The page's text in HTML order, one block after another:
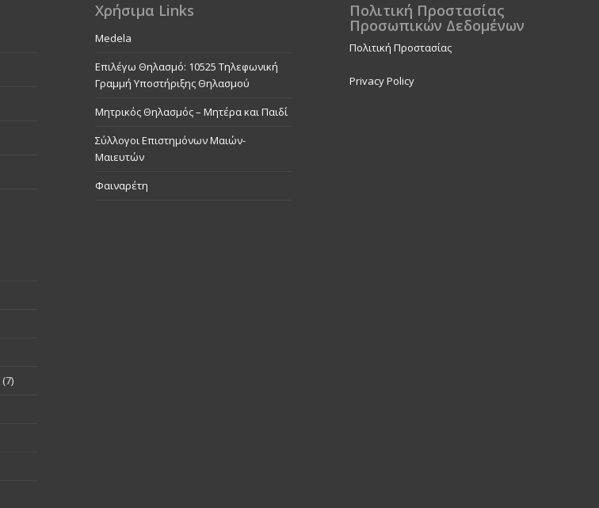
(7)
Χρήσιμα Links
Medela
Επιλέγω Θηλασμό: 10525 Τηλεφωνική
Γραμμή Υποστήριξης Θηλασμού
Μητρικός Θηλασμός – Μητέρα και Παιδί
Σύλλογοι Επιστημόνων Μαιών-
Μαιευτών
Φαιναρέτη
Πολιτική Προστασίας
Προσωπικών Δεδομένων
Πολιτική Προστασίας
Privacy Policy